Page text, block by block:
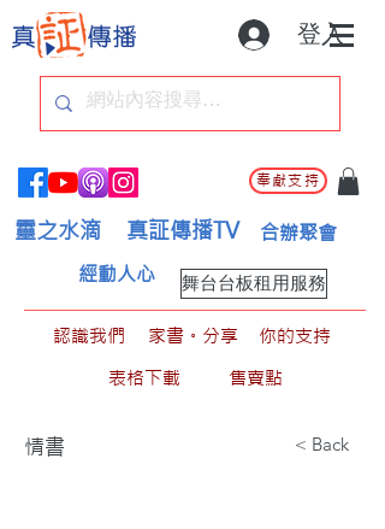
登入
奉獻支持
靈之水滴 真証傳播TV 合辦聚會
舞台台板租用服務
經動人心
認識我們 家書。分享
你的支持
表格下載
售賣點
情書 < Back